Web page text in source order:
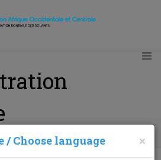
Choose language ×